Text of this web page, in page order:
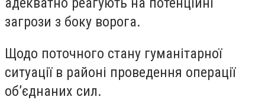
загрози з боку ворога.
Щодо поточного стану гуманітарної
ситуації в районі проведення операції
об’єднаних сил.